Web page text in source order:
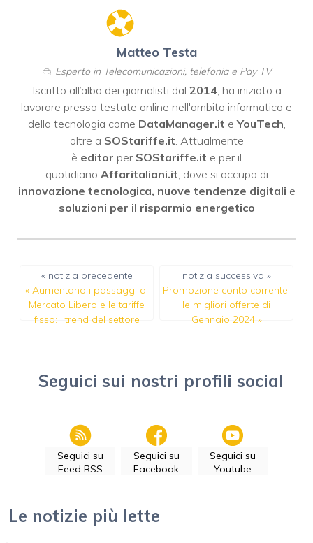
Matteo Testa
Esperto in Telecomunicazioni, telefonia e Pay TV
Iscritto all’albo dei giornalisti dal 2014, ha iniziato a
lavorare presso testate online nell'ambito informatico e
della tecnologia come DataManager.it eYouTech,
oltre a SOStariffe.it. Attualmente
è editor per SOStariffe.it e per il
quotidiano Affaritaliani.it, dove si occupa di
innovazione tecnologica, nuove tendenze digitali e
soluzioni per il risparmio energetico
« notizia precedente
« Aumentano i passaggi al
Mercato Libero e le tariffe
fisso: i trend del settore
notizia successiva »
Promozione conto corrente:
le migliori offerte di
Gennaio 2024»
Seguici sui nostri profili social
Seguici su
Feed RSS
Seguici su
Facebook
Seguici su
Youtube
Le notizie più lette